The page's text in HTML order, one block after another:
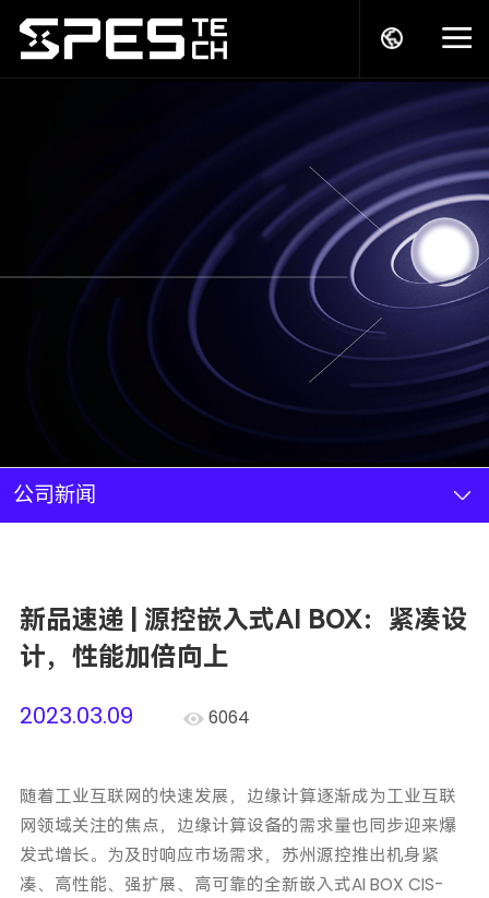
解决方案
商务模式
新闻资讯
加入我们
公司新闻
新品速递 | 源控嵌入式AI BOX：紧凑设
计，性能加倍向上
2023.03.09
6064
随着工业互联网的快速发展，边缘计算逐渐成为工业互联
网领域关注的焦点，边缘计算设备的需求量也同步迎来爆
发式增长。为及时响应市场需求，苏州源控推出机身紧
凑、高性能、强扩展、高可靠的全新嵌入式AI BOX CIS-